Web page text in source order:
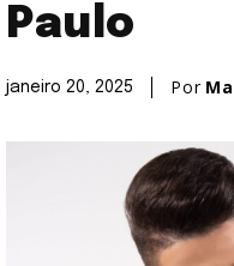
Paulo
janeiro 20, 2025 Por